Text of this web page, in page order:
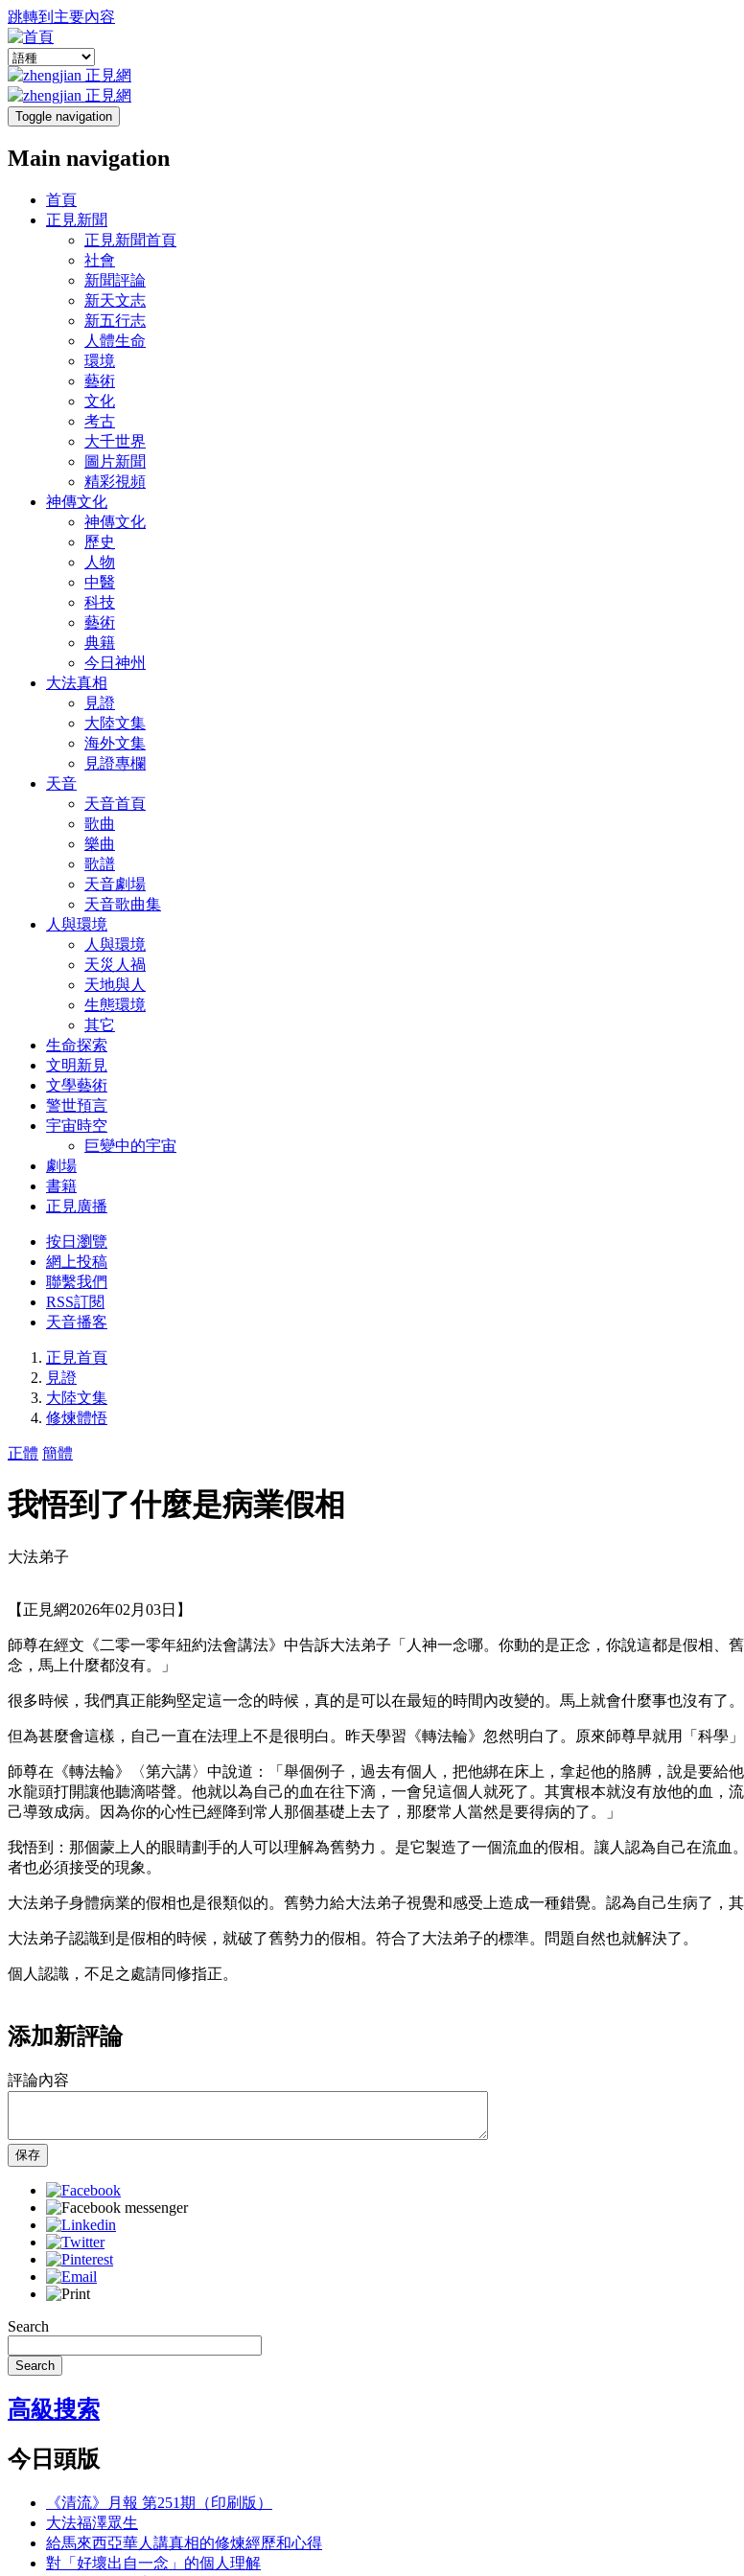
跳轉到主要內容
Toggle navigation
Main navigation
首頁
正見新聞
正見新聞首頁
社會
新聞評論
新天文志
新五行志
人體生命
環境
藝術
文化
考古
大千世界
圖片新聞
精彩視頻
神傳文化
神傳文化
歷史
人物
中醫
科技
藝術
典籍
今日神州
大法真相
見證
大陸文集
海外文集
見證專欄
天音
天音首頁
歌曲
樂曲
歌譜
天音劇場
天音歌曲集
人與環境
人與環境
天災人禍
天地與人
生態環境
其它
生命探索
文明新見
文學藝術
警世預言
宇宙時空
巨變中的宇宙
劇場
書籍
正見廣播
按日瀏覽
網上投稿
聯繫我們
RSS訂閱
天音播客
正見首頁
見證
大陸文集
修煉體悟
正體 簡體
我悟到了什麼是病業假相
大法弟子
【正見網2026年02月03日】
師尊在經文《二零一零年紐約法會講法》中告訴大法弟子「人神一念哪。你動的是正念，你說這都是假相
念，馬上什麼都沒有。」
很多時候，我們真正能夠堅定這一念的時候，真的是可以在最短的時間內改變的。馬上就會什麼事也沒有了。
但為甚麼會這樣，自己一直在法理上不是很明白。昨天學習《轉法輪》忽然明白了。原來師尊早就用「科學
師尊在《轉法輪》〈第六講〉中說道：「舉個例子，過去有個人，把他綁在床上，拿起他的胳膊，說是要
水龍頭打開讓他聽滴嗒聲。他就以為自己的血在往下滴，一會兒這個人就死了。其實根本就沒有放他的血
己導致成病。因為你的心性已經降到常人那個基礎上去了，那麼常人當然是要得病的了。」
我悟到：那個蒙上人的眼睛劃手的人可以理解為舊勢力 。是它製造了一個流血的假相。讓人認為自己在流
者也必須接受的現象。
大法弟子身體病業的假相也是很類似的。舊勢力給大法弟子視覺和感受上造成一種錯覺。認為自己生病了，其
大法弟子認識到是假相的時候，就破了舊勢力的假相。符合了大法弟子的標準。問題自然也就解決了。
個人認識，不足之處請同修指正。
添加新評論
評論內容
保存
Search
Search
高級搜索
今日頭版
《清流》月報 第251期（印刷版）
大法福澤眾生
給馬來西亞華人講真相的修煉經歷和心得
對「好壞出自一念」的個人理解